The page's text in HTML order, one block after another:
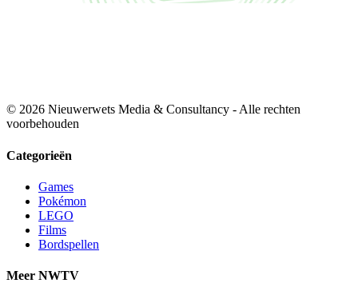
© 2026 Nieuwerwets Media & Consultancy - Alle rechten
voorbehouden
Categorieën
Games
Pokémon
LEGO
Films
Bordspellen
Meer NWTV